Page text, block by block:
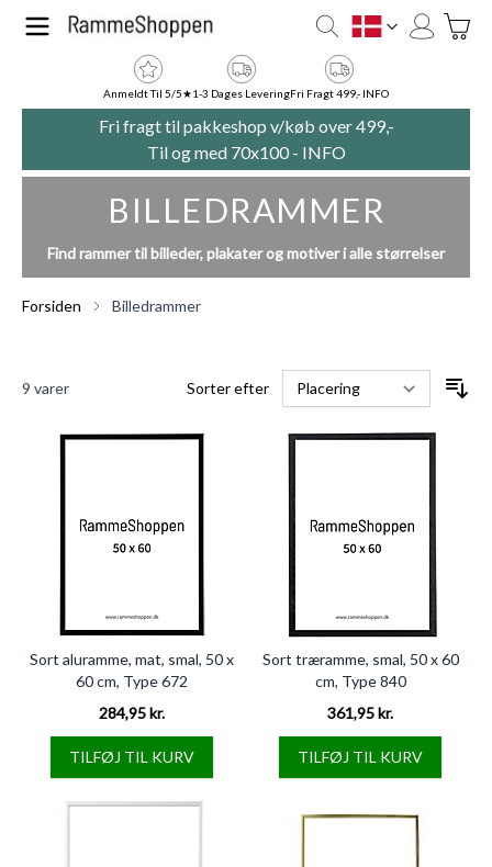
Skip to Content
DK
Anmeldt Til 5/5★1-3 Dages LeveringFri Fragt 499,- INFO
Fri fragt til pakkeshop v/køb over 499,-
Til og med 70x100 - INFO
BILLEDRAMMER
Find rammer til billeder, plakater og motiver i alle størrelser
Forsiden Billedrammer
9 varer Sorter efter
Sort aluramme, mat, smal, 50 x
60 cm, Type 672
284,95 kr.
TILFØJ TIL KURV
Sort træramme, smal, 50 x 60
cm, Type 840
361,95 kr.
TILFØJ TIL KURV